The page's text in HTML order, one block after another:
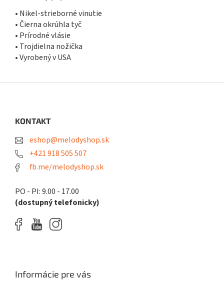
• Nikel-strieborné vinutie
• Čierna okrúhla tyč
• Prírodné vlásie
• Trojdielna nožička
• Vyrobený v USA
KONTAKT
eshop@melodyshop.sk
+421 918 505 507
fb.me/melodyshop.sk
PO - PI: 9.00 - 17.00
(dostupný telefonicky)
Informácie pre vás